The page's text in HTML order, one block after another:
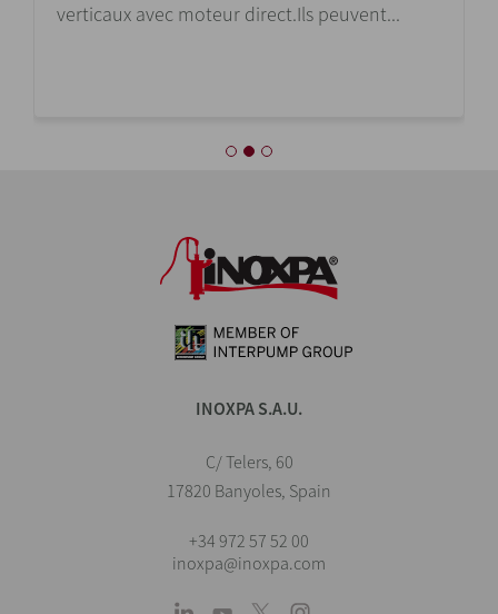
verticaux avec moteur direct.Ils peuvent...
INOXPA S.A.U.
C/ Telers, 60
17820 Banyoles, Spain
+34 972 57 52 00
inoxpa@inoxpa.com